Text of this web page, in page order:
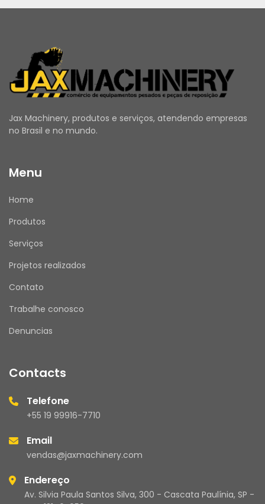
Jax Machinery, produtos e serviços, atendendo empresas
no Brasil e no mundo.
Menu
Home
Produtos
Serviços
Projetos realizados
Contato
Trabalhe conosco
Denuncias
Contacts
Telefone
+55 19 99916-7710
Email
vendas@jaxmachinery.com
Endereço
Av. Silvia Paula Santos Silva, 300 - Cascata Paulínia, SP -